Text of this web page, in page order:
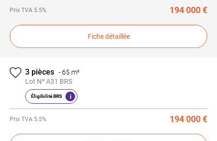
Prix TVA 5.5% 194 000 €
Fiche détaillée
3 pièces -65 m²
Lot Nº A31 BRS
Éligibilité BRS i
Prix TVA 5.5% 194 000 €